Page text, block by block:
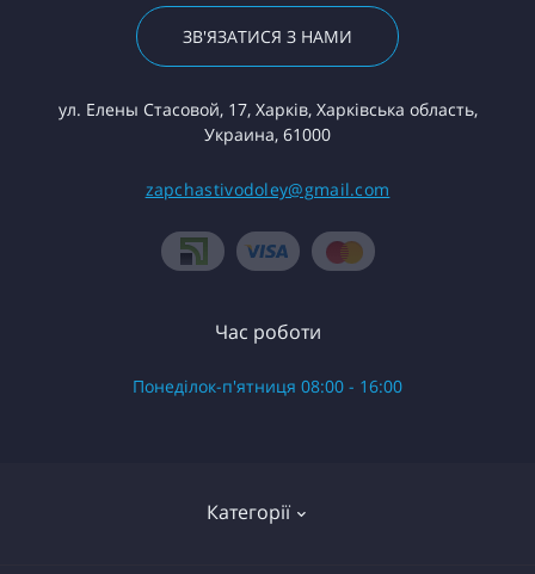
ЗВ'ЯЗАТИСЯ З НАМИ
ул. Елены Стасовой, 17, Харків, Харківська область,
Украина, 61000
zapchastivodoley@gmail.com
Категорії
Час роботи
Понеділок-п'ятниця 08:00 - 16:00